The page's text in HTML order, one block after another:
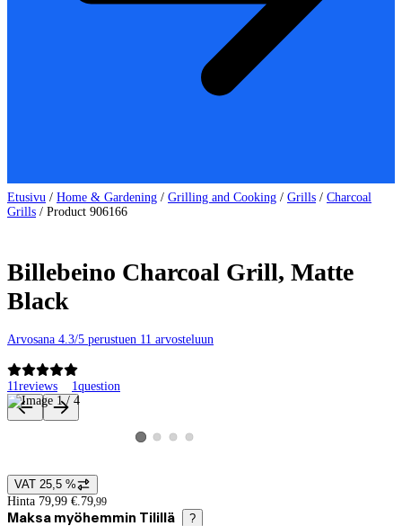
Etusivu / Home & Gardening / Grilling and Cooking / Grills / Charcoal
Grills / Product 906166
Billebeino Charcoal Grill, Matte
Black
Arvosana 4.3/5 perustuen 11 arvosteluun
11reviews 1question
Product images and videos
View product image 1
View product image 2
View product image 3
View product image 4
Price details
VAT 25,5 %
Hinta 79,99 €. 79,99
Maksa myöhemmin Tilillä ?